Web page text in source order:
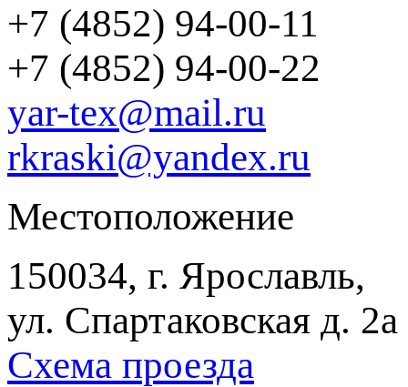
+7 (4852) 94-00-11
+7 (4852) 94-00-22
yar-tex@mail.ru
rkraski@yandex.ru
Местоположение
150034, г. Ярославль,
ул. Спартаковская д. 2а
Схема проезда